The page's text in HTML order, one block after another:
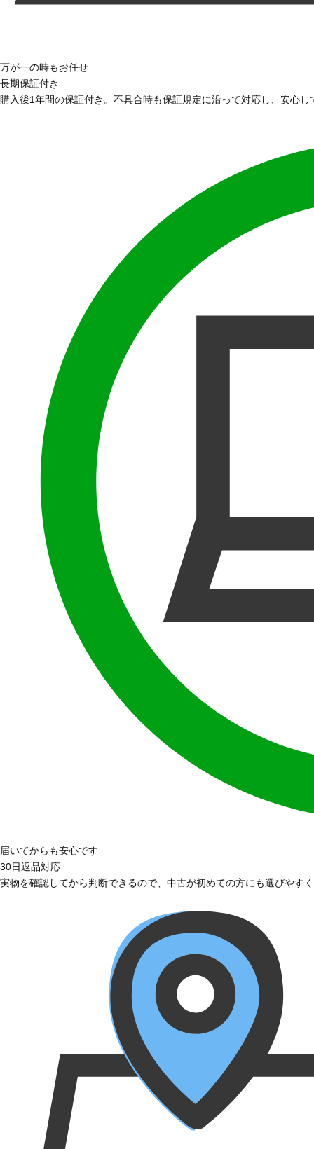
万が一の時もお任せ
長期保証付き
購入後1年間の保証付き。不具合時も保証規定に沿って対応し、安心
届いてからも安心です
30日返品対応
実物を確認してから判断できるので、中古が初めての方にも選びやす